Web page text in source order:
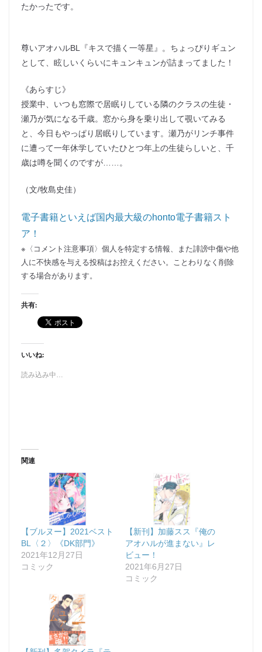
たかったです。
尊いアオハルBL『キスで描く一等星』。ちょっぴりギュン
として、眩しいくらいにキュンキュンが詰まってました！
《あらすじ》
授業中、いつも窓際で居眠りしている隣のクラスの生徒・
瀬乃が気になる千歳。窓から身を乗り出して覗いてみる
と、今日もやっぱり居眠りしています。瀬乃がリンチ事件
に遭って一年休学していたひとつ年上の生徒らしいと、千
歳は噂を聞くのですが……。
（文/牧島史佳）
電子書籍といえば国内最大級のhonto電子書籍スト
ア！
※〈コメント注意事項〉個人を特定する情報、また誹謗中傷や他
人に不快感を与える投稿はお控えください。ことわりなく削除
する場合があります。
共有:
いいね:
読み込み中…
関連
【ブルヌー】2021ベスト
BL〈２〉《DK部門》
2021年12月27日
コミック
【新刊】加藤スス『俺の
アオハルが進まない』レ
ビュー！
2021年6月27日
コミック